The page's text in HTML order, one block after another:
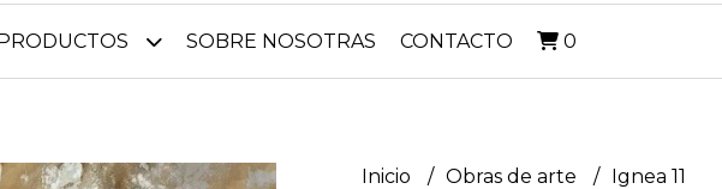
SOBRE NOSOTRAS CONTACTO 0
Inicio Obras de arte Ignea 11